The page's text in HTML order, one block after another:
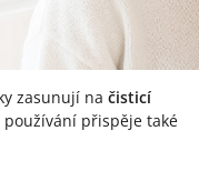
zasunují na čisticí
přispěje také